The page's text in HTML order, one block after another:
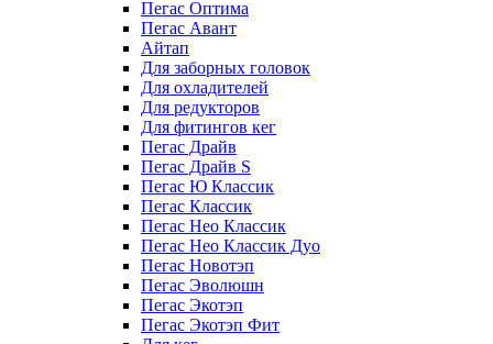
Пегас Оптима
Пегас Авант
Айтап
Для заборных головок
Для охладителей
Для редукторов
Для фитингов кег
Пегас Драйв
Пегас Драйв S
Пегас Ю Классик
Пегас Классик
Пегас Нео Классик
Пегас Нео Классик Дуо
Пегас Новотэп
Пегас Эволюшн
Пегас Экотэп
Пегас Экотэп Фит